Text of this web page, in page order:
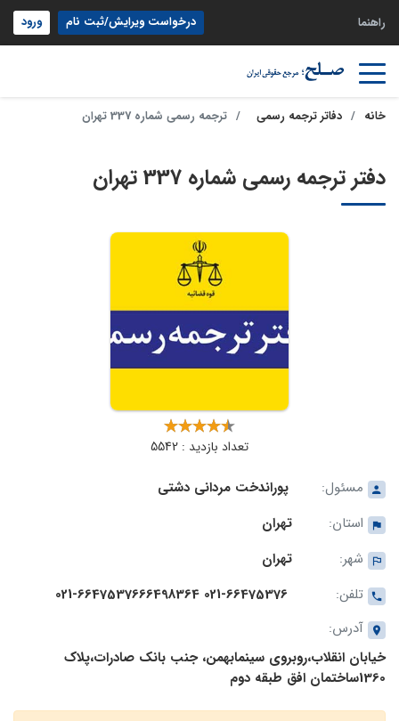
راهنما درخواست ویرایش/ثبت نام ورود
خانه دفاتر ترجمه رسمی ترجمه رسمی شماره 337 تهران
دفتر ترجمه رسمی شماره 337 تهران
تعداد بازدید : 5542
مسئول:
پوراندخت مردانی دشتی
استان:
تهران
شهر:
تهران
تلفن:
آدرس:
خیابان انقلاب،روبروی سینمابهمن، جنب بانک صادرات،پلاک
1360ساختمان افق طبقه دوم